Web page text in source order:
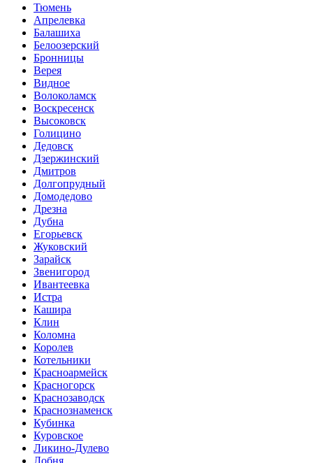
Тюмень
Апрелевка
Балашиха
Белоозерский
Бронницы
Верея
Видное
Волоколамск
Воскресенск
Высоковск
Голицино
Дедовск
Дзержинский
Дмитров
Долгопрудный
Домодедово
Дрезна
Дубна
Егорьевск
Жуковский
Зарайск
Звенигород
Ивантеевка
Истра
Кашира
Клин
Коломна
Королев
Котельники
Красноармейск
Красногорск
Краснозаводск
Краснознаменск
Кубинка
Куровское
Ликино-Дулево
Лобня